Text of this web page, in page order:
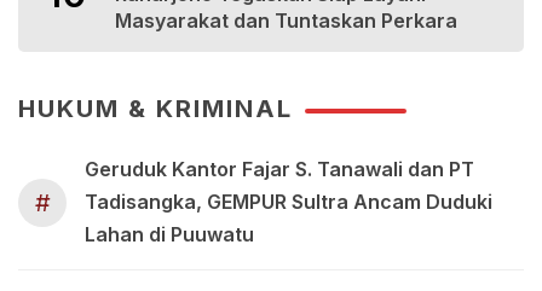
Masyarakat dan Tuntaskan Perkara
HUKUM & KRIMINAL
#
Geruduk Kantor Fajar S. Tanawali dan PT
Tadisangka, GEMPUR Sultra Ancam Duduki
Lahan di Puuwatu